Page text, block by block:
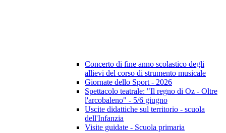
Concerto di fine anno scolastico degli
allievi del corso di strumento musicale
Giornate dello Sport - 2026
Spettacolo teatrale: "Il regno di Oz - Oltre
l'arcobaleno" - 5/6 giugno
Uscite didattiche sul territorio - scuola
dell'Infanzia
Visite guidate - Scuola primaria